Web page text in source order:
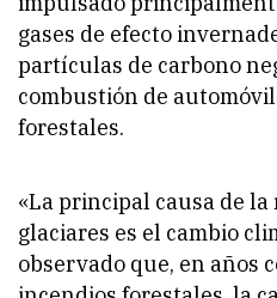
gases de efecto
partículas de carbono
combustión de
forestales.
«La principal causa de
glaciares es el cambio
observado que, en años